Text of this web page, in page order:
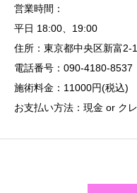
営業時間：
平日 18:00、19:00
住所：東京都中央区新富2-
電話番号：090-4180-8537
施術料金：11000円(税込)
お支払い方法：現金 or ク